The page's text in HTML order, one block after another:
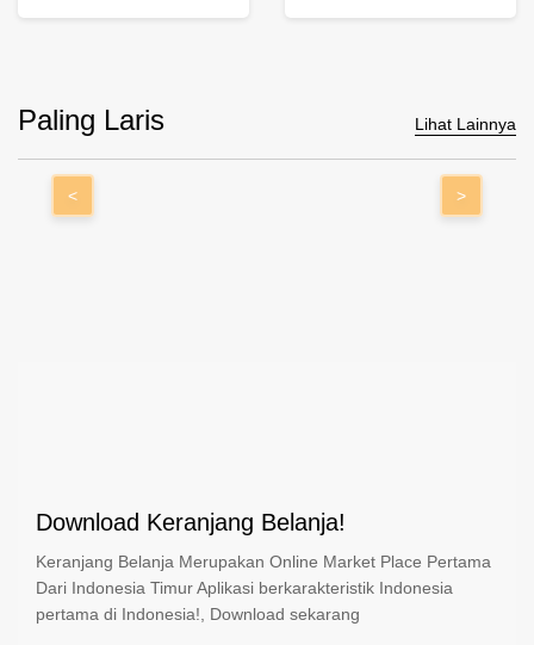
Paling Laris Lihat Lainnya
< >
Download Keranjang Belanja!
Keranjang Belanja Merupakan Online Market Place Pertama
Dari Indonesia Timur Aplikasi berkarakteristik Indonesia
pertama di Indonesia!, Download sekarang